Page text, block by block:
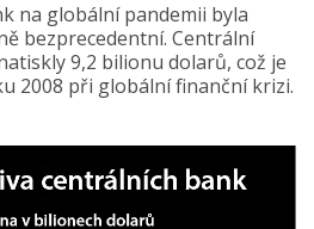
na globální pandemii byla
bezprecedentní. Centrální
9,2 bilionu dolarů, což je
2008 při globální finanční krizi.